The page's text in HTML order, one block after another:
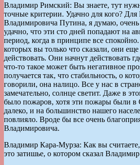
Владимир Римский: Вы знаете, тут
точные критерии. Удачно для кого?
Владимировича Путина, я думаю,
удачно, что эти сто дней попадают на
период, когда в принципе все
которых вы только что сказали, они
действовать. Они начнут действовать
что-то такое может быть негативное
получается так, что стабильность, о
говорили, она налицо. Все у нас в
замечательно, солнце светит. Даже в
было пожаров, хотя эти пожары были
далеко, и на большинство нашего
повлияло. Вроде бы все очень
Владимировича.
Владимир Кара-Мурза: Как вы
это затишье, о котором сказал